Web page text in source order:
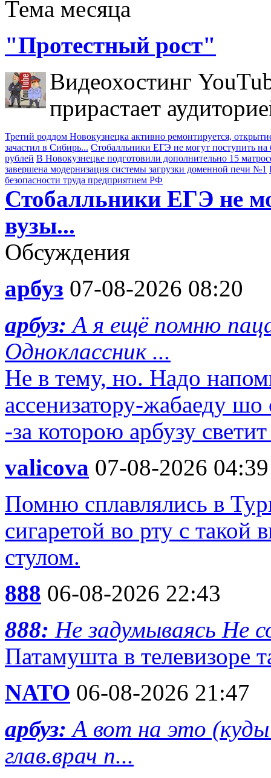
Тема месяца
"Протестный рост"
Видеохостинг
прирастает
Третий роддом Новокузнецка активно ремонтируется,
зачастил в Сибирь... Стобалльники ЕГЭ не могут поступить
рублей В Новокузнецке подготовили дополнительно 15
завершена модернизация системы загрузки доменной печи №1
безопасности труда предприятием РФ
Стобалльники ЕГЭ не
вузы...
Обсуждения
арбуз 07-08-2026 08:20
арбуз:А я ещё помню
Одноклассник ...
Не в тему, но. Надо
ассенизатору-жабаеду
-за которою арбузу
valicova 07-08-2026 04:39
Помню сплавлялись в
сигаретой во рту с
стулом.
888 06-08-2026 22:43
888: Не задумываясь Не
Патамушта в телевизоре
NATO 06-08-2026 21:47
арбуз:А вот на это
глав.врач п...